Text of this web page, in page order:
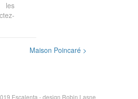
les
Maison Poincaré >
Escalenta - design Robin Lasne